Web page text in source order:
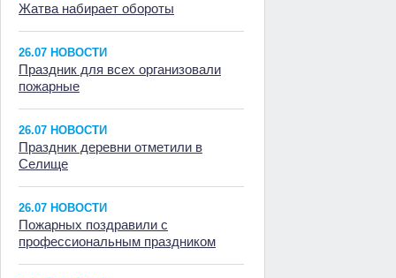
Жатва набирает обороты
26.07 НОВОСТИ
Праздник для всех организовали
пожарные
26.07 НОВОСТИ
Праздник деревни отметили в
Селище
26.07 НОВОСТИ
Пожарных поздравили с
профессиональным праздником